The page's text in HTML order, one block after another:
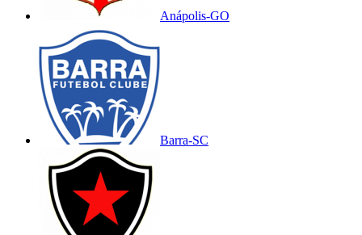
Anápolis-GO
Barra-SC